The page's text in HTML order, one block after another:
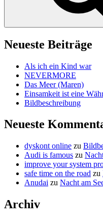
Neueste Beiträge
Als ich ein Kind war
NEVERMORE
Das Meer (Maren)
Einsamkeit ist eine
Bildbeschreibung
Neueste
dyskont online zu
Audi is famous zu
improve your system
safe time on the road zu
Anudai zu Nacht am
Archiv